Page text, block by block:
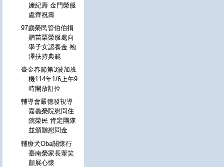
嬤紀壽 金門榮服
處齊祝壽
97歲榮民管伯伯捐
贈苗栗榮服處向
學子女認養金 袍
澤扶持典範
臺金春節第3波加班
機114年1/6上午9
時開放訂位
輔導會嚴德發視導
嘉義榮院慰問住
院榮民 肯定團隊
並頒贈慰問金
輔療犬Oba關懷行
臺南榮家長輩笑
顏展心懷